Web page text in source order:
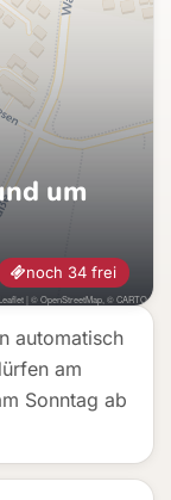
automatisch
am
Sonntag ab
um
noch 34 frei
|©OpenStreetMap , ©CARTO